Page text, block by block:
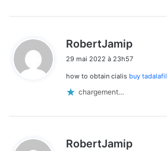
RobertJamip
29 mai 2022 à 23h57
how to obtain cialis buy tadalafil
chargement…
RobertJamip